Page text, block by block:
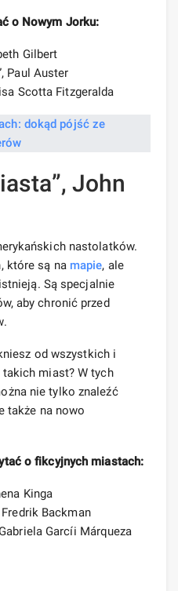
o Nowym Jorku:
Gilbert
Paul Auster
Scotta Fitzgeralda
John
nastolatków.
które są na mapie, ale
Są specjalnie
aby chronić przed
od wszystkich i
miast? W tych
nie tylko znaleźć
także na nowo
o fikcyjnych miastach:
Kinga
Backman
Garcíi Márqueza